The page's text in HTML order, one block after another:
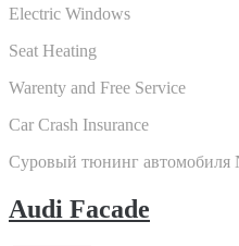
Electric Windows
Seat Heating
Warenty and Free Service
Car Crash Insurance
Суровый тюнинг автомобиля
Audi Facade